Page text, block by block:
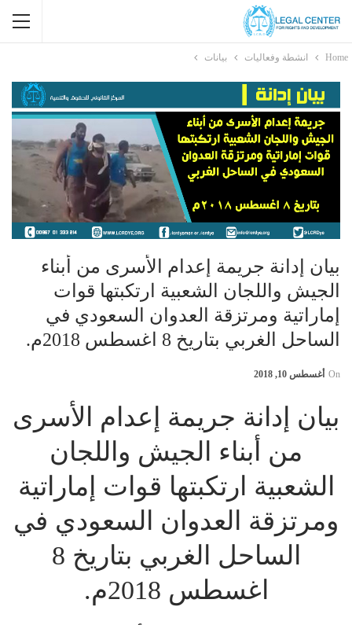
Home انشطة وفعاليات بيانات
بيان إدانة جريمة إعدام الأسرى من أبناء
الجيش واللجان الشعبية ارتكبتها قوات
إماراتية ومرتزقة العدوان السعودي في
الساحل الغربي بتاريخ 8 اغسطس 2018م.
On أغسطس 10, 2018
بيان إدانة جريمة إعدام الأسرى
من أبناء الجيش واللجان
الشعبية ارتكبتها قوات إماراتية
ومرتزقة العدوان السعودي في
الساحل الغربي بتاريخ 8
اغسطس 2018م.